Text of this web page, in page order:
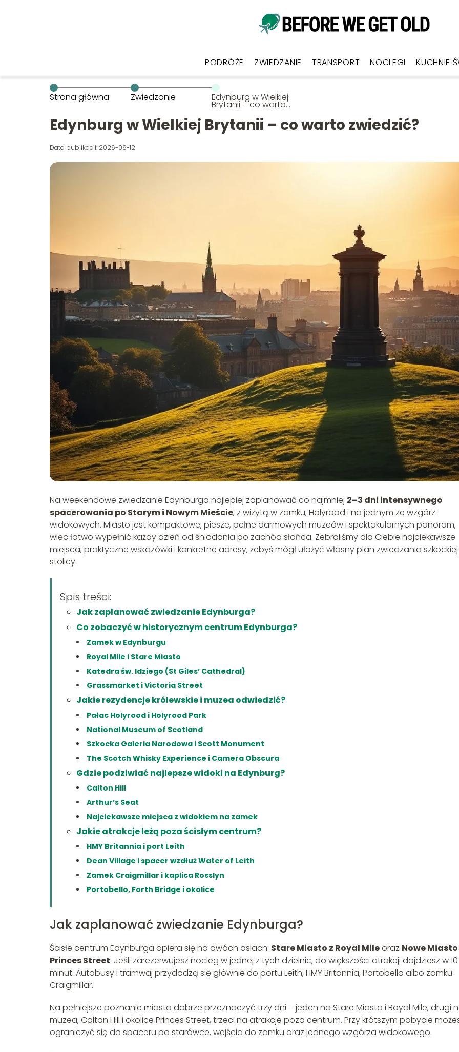
PODRÓŻE ZWIEDZANIE TRANSPORT NOCLEGI KUCHNIE
Strona główna Zwiedzanie Edynburg w Wielkiej
Brytanii – co warto
zwiedzić?
Edynburg w Wielkiej Brytanii – co warto zwiedzić?
Data publikacji: 2026-06-12
Na weekendowe zwiedzanie Edynburga najlepiej zaplanować co najmniej 2–3 dni intensywnego
spacerowania po Starym i Nowym Mieście, z wizytą w zamku, Holyrood i na jednym ze wzgórz
widokowych. Miasto jest kompaktowe, piesze, pełne darmowych muzeów i spektakularnych panoram,
więc łatwo wypełnić każdy dzień od śniadania po zachód słońca. Zebraliśmy dla Ciebie najciekawsze
miejsca, praktyczne wskazówki i konkretne adresy, żebyś mógł ułożyć własny plan zwiedzania szkockiej
stolicy.
Spis treści:
Jak zaplanować zwiedzanie Edynburga?
Co zobaczyć w historycznym centrum Edynburga?
Zamek w Edynburgu
Royal Mile i Stare Miasto
Katedra św. Idziego (St Giles’ Cathedral)
Grassmarket i Victoria Street
Jakie rezydencje królewskie i muzea odwiedzić?
Pałac Holyrood i Holyrood Park
National Museum of Scotland
Szkocka Galeria Narodowa i Scott Monument
The Scotch Whisky Experience i Camera Obscura
Gdzie podziwiać najlepsze widoki na Edynburg?
Calton Hill
Arthur’s Seat
Najciekawsze miejsca z widokiem na zamek
Jakie atrakcje leżą poza ścisłym centrum?
HMY Britannia i port Leith
Dean Village i spacer wzdłuż Water of Leith
Zamek Craigmillar i kaplica Rosslyn
Portobello, Forth Bridge i okolice
Jak zaplanować zwiedzanie Edynburga?
Ścisłe centrum Edynburga opiera się na dwóch osiach: Stare Miasto z Royal Mileoraz Nowe Miasto
Princes Street. Jeśli zarezerwujesz nocleg w jednej z tych dzielnic, do większości atrakcji dojdziesz w
minut. Autobusy i tramwaj przydadzą się głównie do portu Leith, HMY Britannia, Portobello albo zamku
Craigmillar.
Na pełniejsze poznanie miasta dobrze przeznaczyć trzy dni – jeden na Stare Miasto i Royal Mile, drugi
muzea, Calton Hill i okolice Princes Street, trzeci na atrakcje poza centrum. Przy krótszym pobycie
ograniczyć się do spaceru po starówce, wejścia do zamku oraz jednego wzgórza widokowego.